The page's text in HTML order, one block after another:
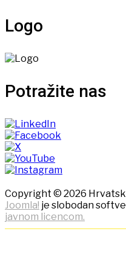
Logo
Potražite nas
Copyright © 2026
Joomla! je slobodan
javnom licencom.